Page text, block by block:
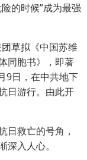
的时候”成为最强
草拟《中国苏维
同胞书》，即著
9日，在中共地下
日游行。由此开
救亡的号角，
入人心。